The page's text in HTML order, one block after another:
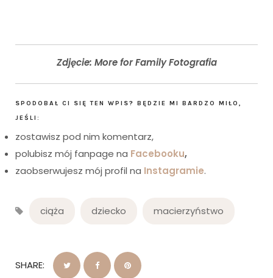
Zdjęcie: More for Family Fotografia
SPODOBAŁ CI SIĘ TEN WPIS? BĘDZIE MI BARDZO MIŁO,
JEŚLI:
zostawisz pod nim komentarz,
polubisz mój fanpage na Facebooku,
zaobserwujesz mój profil na Instagramie.
ciąża dziecko macierzyństwo
SHARE: